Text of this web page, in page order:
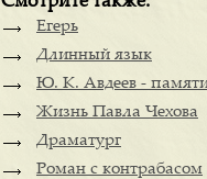
Егерь
Длинный язык
Ю. К. Авдеев -
Жизнь Павла Чехова
Драматург
Роман с контрабасом